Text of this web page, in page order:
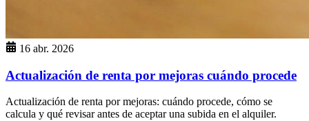
16 abr. 2026
Actualización de renta por mejoras cuándo procede
Actualización de renta por mejoras: cuándo procede, cómo se
calcula y qué revisar antes de aceptar una subida en el alquiler.